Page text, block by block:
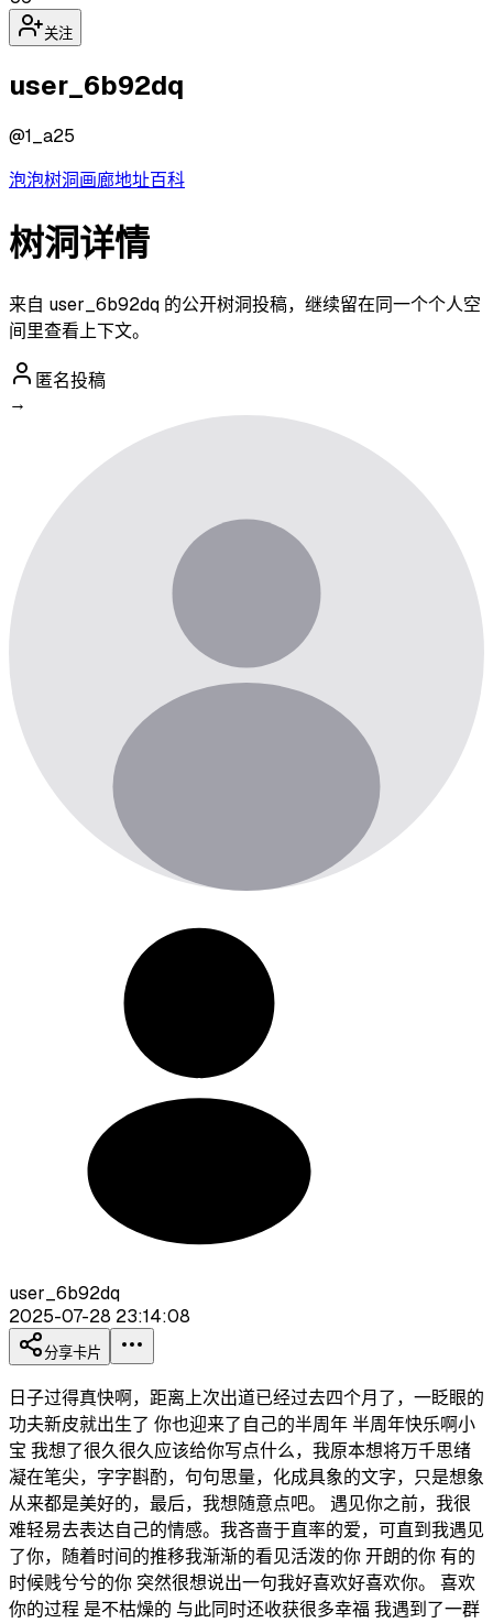
关注
user_6b92dq
@1_a25
泡泡树洞画廊地址百科
树洞详情
来自 user_6b92dq 的公开树洞投稿，继续留在同一个个人空
间里查看上下文。
匿名投稿
→
user_6b92dq
2025-07-28 23:14:08
分享卡片
日子过得真快啊，距离上次出道已经过去四个月了，一眨眼的
功夫新皮就出生了 你也迎来了自己的半周年 半周年快乐啊小
宝 我想了很久很久应该给你写点什么，我原本想将万千思绪
凝在笔尖，字字斟酌，句句思量，化成具象的文字，只是想象
从来都是美好的，最后，我想随意点吧。 遇见你之前，我很
难轻易去表达自己的情感。我吝啬于直率的爱，可直到我遇见
了你，随着时间的推移我渐渐的看见活泼的你 开朗的你 有的
时候贱兮兮的你 突然很想说出一句我好喜欢好喜欢你。 喜欢
你的过程 是不枯燥的 与此同时还收获很多幸福 我遇到了一群